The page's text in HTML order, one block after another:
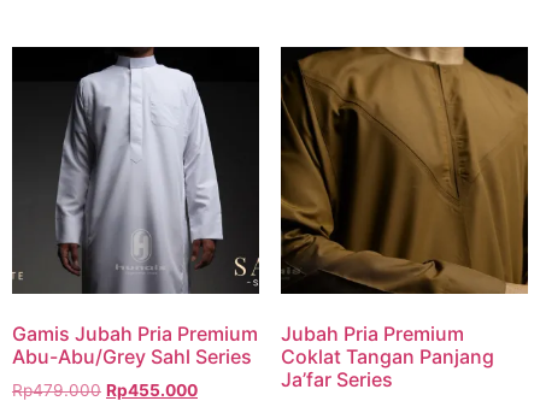
Gamis Jubah Pria Premium
Abu-Abu/Grey Sahl Series
Rp479.000 Rp455.000
Jubah Pria Premium
Coklat Tangan Panjang
Ja’far Series